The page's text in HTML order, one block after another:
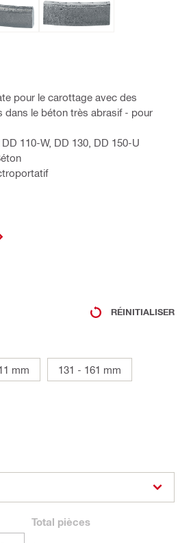
pour le carottage avec des
dans le béton très abrasif - pour
110-W, DD 130, DD 150-U
RÉINITIALISER
mm 131 - 161 mm
Total pièces